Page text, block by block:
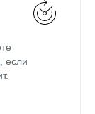
если